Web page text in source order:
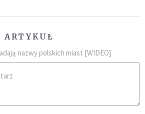
ARTYKUŁ
nazwy polskich miast [WIDEO]